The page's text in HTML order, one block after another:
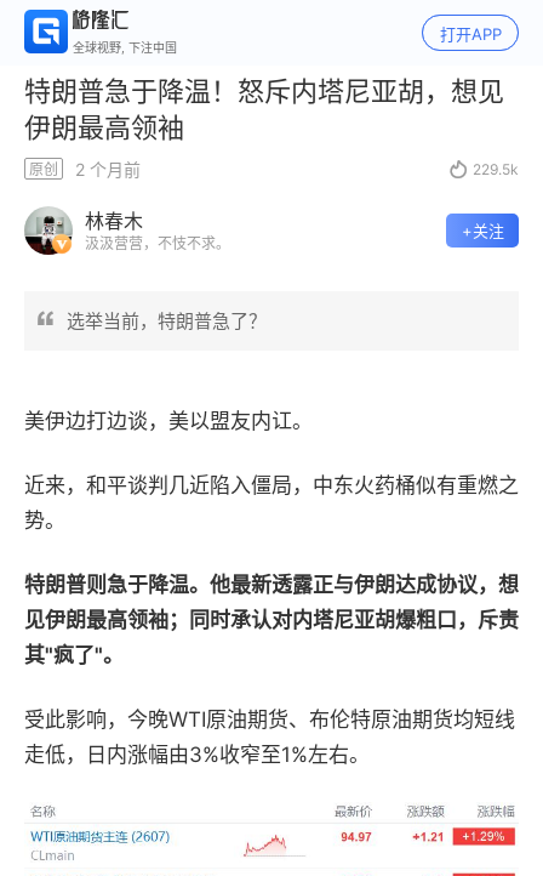
全球视野, 下注中国
打开APP
特朗普急于降温！怒斥内塔尼亚胡，想见
伊朗最高领袖
原创 2 个月前  229.5k
林春木
汲汲营营，不忮不求。
+关注
选举当前，特朗普急了？
美伊边打边谈，美以盟友内讧。
近来， 和平谈判几近陷入僵局，中东火药桶似有重燃之
势。
特朗普则急于降温。他最新透露正与伊朗达成协议，想
见伊朗最高领袖；同时承认对内塔尼亚胡爆粗口，斥责
其"疯了"。
受此影响，今晚WTI原油期货、布伦特原油期货均短线
走低，日内涨幅由3%收窄至1%左右。